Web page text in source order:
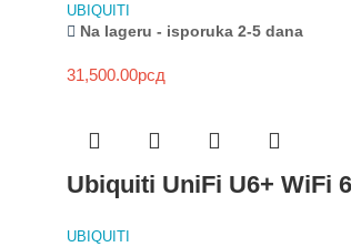
UBIQUITI
Na lageru - isporuka 2-5 dana
31,500.00рсд
Ubiquiti UniFi U6+ WiFi
UBIQUITI